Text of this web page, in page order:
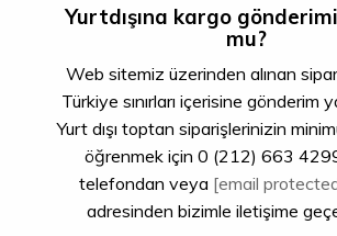
Yurtdışına kargo gönderimi
mu?
Web sitemiz üzerinden alınan
Türkiye sınırları içerisine gönderim
Yurt dışı toptan siparişlerinizin
öğrenmek için 0 (212) 663
telefondan veya [email
adresinden bizimle iletişime